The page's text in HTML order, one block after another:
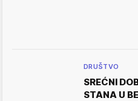
DRUŠTVO
SREĆNI
STANA U